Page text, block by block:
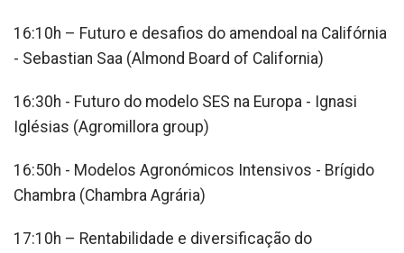
16:10h – Futuro e desafios do amendoal na Califórnia
- Sebastian Saa (Almond Board of California)
16:30h - Futuro do modelo SES na Europa - Ignasi
Iglésias (Agromillora group)
16:50h - Modelos Agronómicos Intensivos - Brígido
Chambra (Chambra Agrária)
17:10h – Rentabilidade e diversificação do